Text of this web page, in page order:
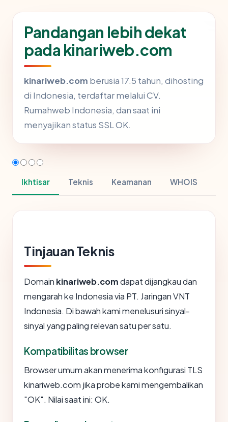
Pandangan lebih dekat
pada kinariweb.com
kinariweb.com berusia 17.5 tahun, dihosting
di Indonesia, terdaftar melalui CV.
Rumahweb Indonesia, dan saat ini
menyajikan status SSL OK.
Ikhtisar Teknis Keamanan WHOIS
Tinjauan Teknis
Domain kinariweb.comdapat dijangkau dan
mengarah ke Indonesia via PT. Jaringan VNT
Indonesia. Di bawah kami menelusuri sinyal-
sinyal yang paling relevan satu per satu.
Kompatibilitas browser
Browser umum akan menerima konfigurasi TLS
kinariweb.com jika probe kami mengembalikan
"OK". Nilai saat ini: OK.